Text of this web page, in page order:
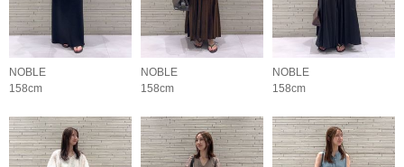
NOBLE
158cm
NOBLE
158cm
NOBLE
158cm